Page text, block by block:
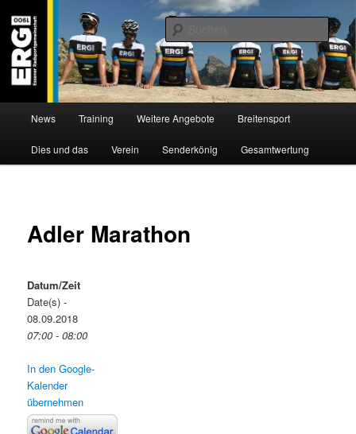
Inhalt
wechseln
ERG 1900 e.V
Willkommen bei der Essener Radsportgemeinschaft
News Training Weitere Angebote Breitensport
Dies und das Verein Senderkönig Gesamtwertung
Adler Marathon
Datum/Zeit
Date(s) -
08.09.2018
07:00 - 08:00
In den Google-
Kalender
übernehmen